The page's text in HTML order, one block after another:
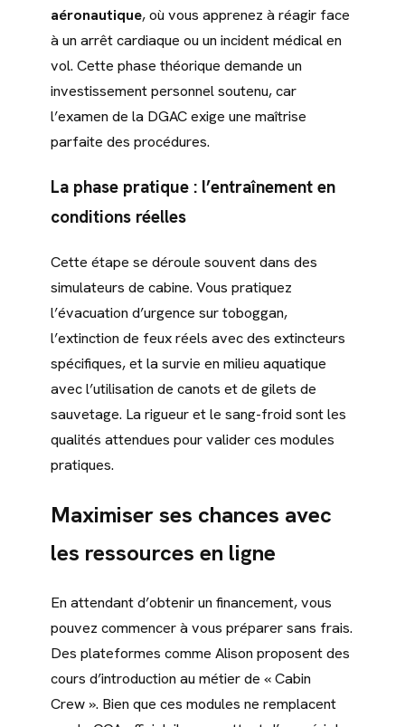
aéronautique, où vous apprenez à réagir face
à un arrêt cardiaque ou un incident médical en
vol. Cette phase théorique demande un
investissement personnel soutenu, car
l’examen de la DGAC exige une maîtrise
parfaite des procédures.
La phase pratique : l’entraînement en
conditions réelles
Cette étape se déroule souvent dans des
simulateurs de cabine. Vous pratiquez
l’évacuation d’urgence sur toboggan,
l’extinction de feux réels avec des extincteurs
spécifiques, et la survie en milieu aquatique
avec l’utilisation de canots et de gilets de
sauvetage. La rigueur et le sang-froid sont les
qualités attendues pour valider ces modules
pratiques.
Maximiser ses chances avec
les ressources en ligne
En attendant d’obtenir un financement, vous
pouvez commencer à vous préparer sans frais.
Des plateformes comme Alison proposent des
cours d’introduction au métier de « Cabin
Crew ». Bien que ces modules ne remplacent